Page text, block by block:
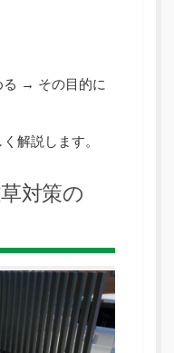
る → その目的に
解説します。
対策の